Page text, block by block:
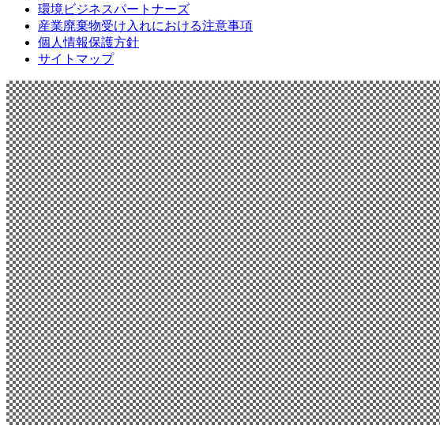
環境ビジネスパートナーズ
産業廃棄物受け入れにおける注意事項
個人情報保護方針
サイトマップ